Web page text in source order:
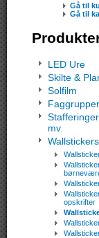
Gå til
Gå til
LED Ure
Skilte &
Solfilm
Faggrupper
mv.
Wallstickers
opskrifter